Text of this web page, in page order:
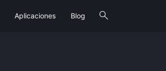
search
Aplicaciones Blog